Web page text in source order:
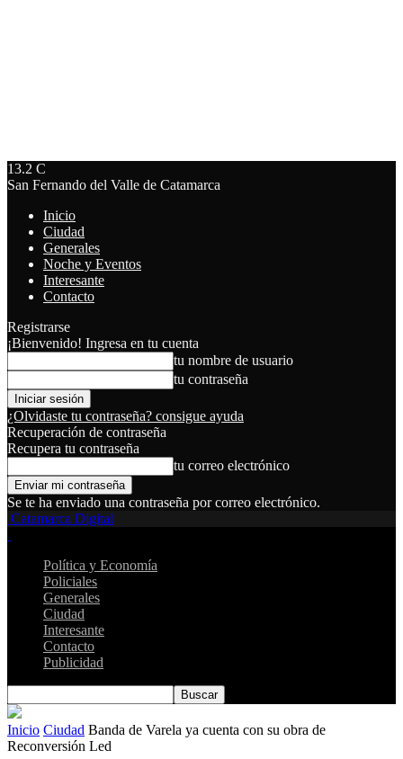
13.2 C
San Fernando del Valle de Catamarca
Inicio
Ciudad
Generales
Noche y Eventos
Interesante
Contacto
Registrarse
¡Bienvenido! Ingresa en tu cuenta
tu nombre de usuario
tu contraseña
¿Olvidaste tu contraseña? consigue ayuda
Recuperación de contraseña
Recupera tu contraseña
tu correo electrónico
Se te ha enviado una contraseña por correo electrónico.
Catamarca Digital
Política y Economía
Policiales
Generales
Ciudad
Interesante
Contacto
Publicidad
Inicio Ciudad Banda de Varela ya cuenta con su obra de
Reconversión Led